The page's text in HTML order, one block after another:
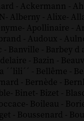
- Ackermann -
- Alberny - Alixe-
- Apollinaire -
- Audoux -
- Banville - Barbey d
- Bazin -
´´lili´´ - Bellême -
- Bernède -
- Binet- Bizet -
- Boileau -
- Boussenard -